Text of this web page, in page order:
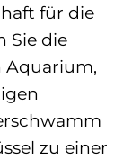
für die
Sie die
Aquarium,
zu einer